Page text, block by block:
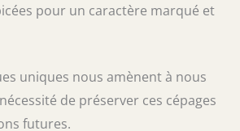
pour un caractère marqué et
uniques nous amènent à nous
de préserver ces cépages
futures.